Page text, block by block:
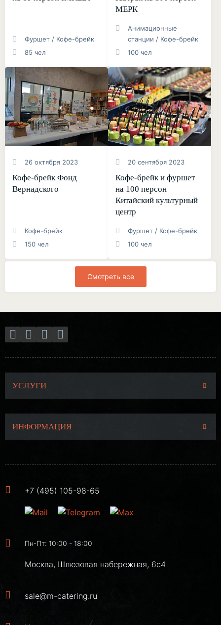
Фуршет / Кофе-брейк
85 чел
МЕРК
Анимационные
станции / Кофе-брейк
100 чел
26 октября 2023
Кофе-брейк Фонд
Вернадского
Кофе-брейк
150 чел
20 сентября 2023
Кофе-брейк и фуршет
на 100 персон
Китайский культурный
центр
Фуршет / Кофе-брейк
100 чел
Смотреть все
УСЛУГИ
ИНФОРМАЦИЯ
+7 (495) 105-98-65
Пн-Пт: 10:00 - 18:00
Москва, Шлюзовая набережная, 6с4
sale@m-catering.ru